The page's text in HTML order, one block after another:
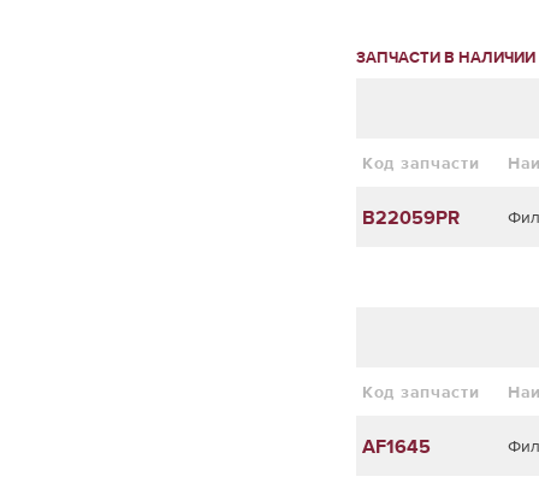
ЗАПЧАСТИ В НАЛИЧИИ
Код запчасти
B22059PR
Код запчасти
AF1645